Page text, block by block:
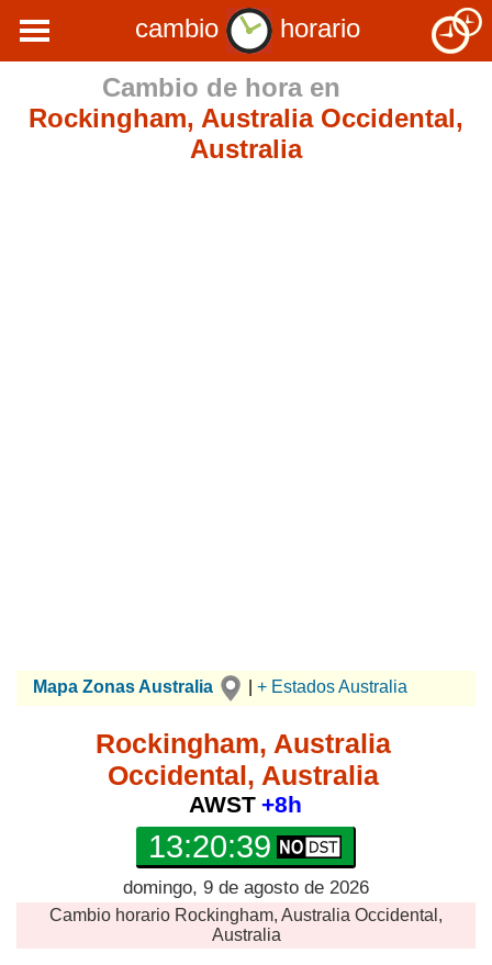
cambio
horario
Cambio de hora en
Rockingham, Australia Occidental,
Australia
Mapa Zonas Australia + Estados Australia
Rockingham, Australia
Occidental, Australia
AWST +8h
13:20:40
domingo, 9 de agosto de 2026
Cambio horario Rockingham, Australia Occidental,
Australia